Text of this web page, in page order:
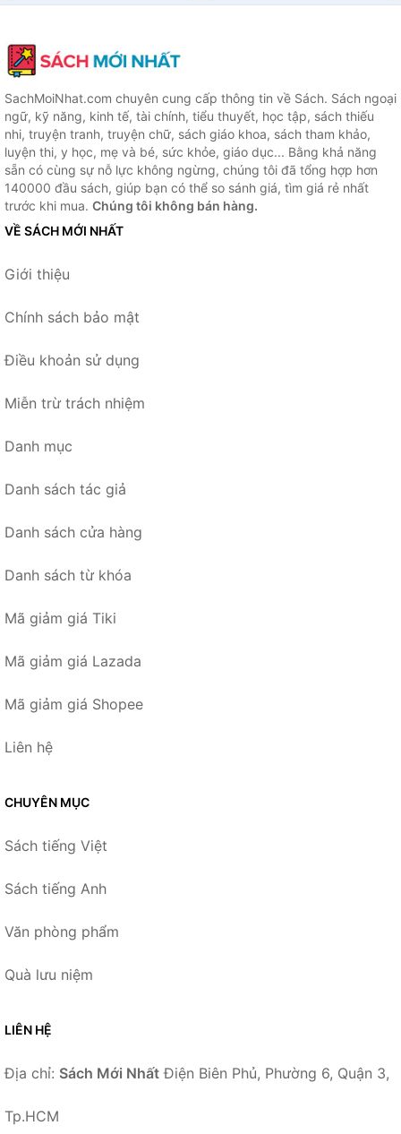
SachMoiNhat.com chuyên cung cấp thông tin về Sách. Sách ngoại
ngữ, kỹ năng, kinh tế, tài chính, tiểu thuyết, học tập, sách thiếu
nhi, truyện tranh, truyện chữ, sách giáo khoa, sách tham khảo,
luyện thi, y học, mẹ và bé, sức khỏe, giáo dục... Bằng khả năng
sẵn có cùng sự nỗ lực không ngừng, chúng tôi đã tổng hợp hơn
140000 đầu sách, giúp bạn có thể so sánh giá, tìm giá rẻ nhất
trước khi mua. Chúng tôi không bán hàng.
VỀ SÁCH MỚI NHẤT
Giới thiệu
Chính sách bảo mật
Điều khoản sử dụng
Miễn trừ trách nhiệm
Danh mục
Danh sách tác giả
Danh sách cửa hàng
Danh sách từ khóa
Mã giảm giá Tiki
Mã giảm giá Lazada
Mã giảm giá Shopee
Liên hệ
CHUYÊN MỤC
Sách tiếng Việt
Sách tiếng Anh
Văn phòng phẩm
Quà lưu niệm
LIÊN HỆ
Địa chỉ: Sách Mới Nhất Điện Biên Phủ, Phường 6, Quận 3,
Tp.HCM